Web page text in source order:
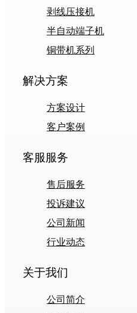
剥线压接机
半自动端子机
铜带机系列
解决方案
方案设计
客户案例
客服服务
售后服务
投诉建议
公司新闻
行业动态
关于我们
公司简介